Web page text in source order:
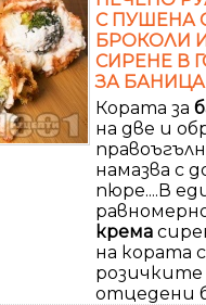
С ПУШЕНА
БРОКОЛИ
СИРЕНЕ В
ЗА
Кората за
на две и
намазва с
пюре....В
крема
на кората
розичките
отцедени